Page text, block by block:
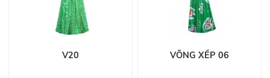
V20 VÕNG XẾP 06